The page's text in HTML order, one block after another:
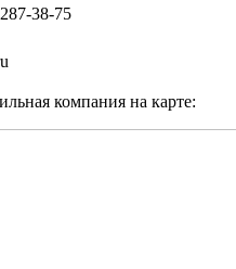
38-75
компания на карте: